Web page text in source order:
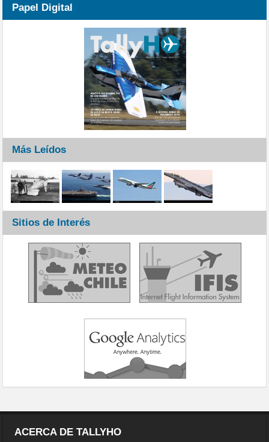
Papel Digital
Más Leídos
Sitios de Interés
ACERCA DE TALLYHO